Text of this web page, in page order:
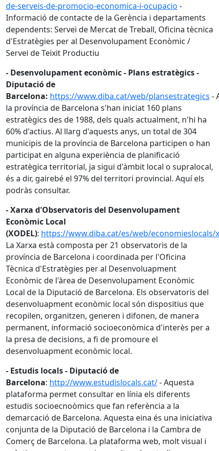
de-serveis-de-promocio-economica-i-ocupacio -
Informació de contacte de la Gerència i departaments
dependents: Servei de Mercat de Treball, Oficina tècnica
d'Estratègies per al Desenvolupament Econòmic /
Servei de Teixit Productiu
- Desenvolupament econòmic - Plans estratègics -
Diputació de
Barcelona: https://www.diba.cat/web/plansestrategics -
la província de Barcelona s'han iniciat 160 plans
estratègics des de 1988, dels quals actualment, n'hi ha
60% d'actius. Al llarg d'aquests anys, un total de 304
municipis de la província de Barcelona participen o han
participat en alguna experiència de planificació
estratègica territorial, ja sigui d'àmbit local o supralocal,
és a dir, gairebé el 97% del territori provincial. Aquí els
podràs consultar.
- Xarxa d'Observatoris del Desenvolupament
Econòmic Local
(XODEL): https://www.diba.cat/es/web/economieslocals/
La Xarxa està composta per 21 observatoris de la
província de Barcelona i coordinada per l'Oficina
Tècnica d'Estratègies per al Desenvoluapment
Econòmic de l'àrea de Desenvolupament Econòmic
Local de la Diputació de Barcelona. Els observatoris del
desenvoluapment econòmic local són dispositius que
recopilen, organitzen, generen i difonen, de manera
permanent, informació socioeconòmica d'interès per a
la presa de decisions, a fi de promoure el
desenvoluapment econòmic local.
- Estudis locals - Diputació de
Barcelona: http://www.estudislocals.cat/- Aquesta
plataforma permet consultar en línia els diferents
estudis socioecnoòmics que fan referència a la
demarcació de Barcelona. Aquesta eina és una iniciativa
conjunta de la Diputació de Barcelona i la Cambra de
Comerç de Barcelona. La plataforma web, molt visual i